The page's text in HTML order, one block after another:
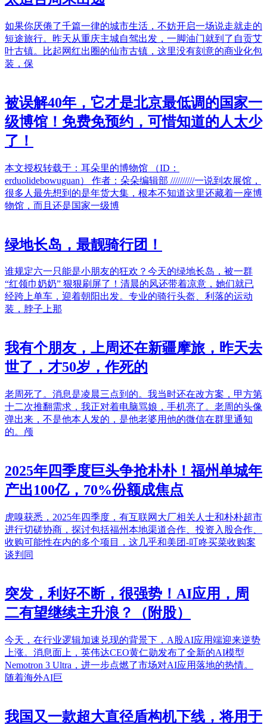
如果你厌倦了千篇一律的城市生活，不妨开启一场说走就走的
短途旅行。昨天从重庆主城自驾出发，一脚油门就到了自贡艾
叶古镇。比起网红出圈的仙市古镇，这里没有刻意的商业化包
装，保
被误解40年，它才是北京最低调的国家一
级博馆！免费免预约，可惜知道的人太少
了！
本文授权转载于：耳朵里的博物馆 （ID：
erduolidebowuguan） 作者：朵朵编辑部 //////////一说到农展馆，
很多人最先想到的是年货大集，根本不知道这里还藏着一座博
物馆，而且还是国家一级博
绿地长岛，最靓骑行团！
谁规定六一只能是小朋友的狂欢？今天的绿地长岛，被一群
“红领巾奶奶” 狠狠刷屏了！清晨的风还带着凉意，她们就已
经跨上单车，迎着朝阳出发。专业的骑行头盔、利落的运动
装，脖子上那
我有个朋友，上周还在新疆摩旅，昨天去
世了，才50岁，作死的
老周死了。消息是凌晨三点到的。我当时还在改方案，甲方第
十二次推翻需求，我正对着电脑骂娘，手机亮了。老周的头像
弹出来，不是他本人发的，是他老婆用他的微信在群里通知
的。颅
2025年四季度巨头争抢朴朴！福州单城年
产出100亿，70%份额成焦点
虎嗅获悉，2025年四季度，有互联网大厂相关人士和朴朴超市
进行切磋协商，探讨包括福州本地渠道合作、投资入股合作、
收购可能性在内的多个项目，这几乎和美团-叮咚买菜收购案
谈判同
突发，利好不断，很强势！AI应用，周
二有望继续主升浪？（附股）
今天，在行业逻辑加速兑现的背景下，A股AI应用端迎来逆势
上涨。消息面上，英伟达CEO黄仁勋发布了全新的AI模型
Nemotron 3 Ultra，进一步点燃了市场对AI应用落地的热情。
随着海外AI巨
我国又一款超大直径盾构机下线，将用于